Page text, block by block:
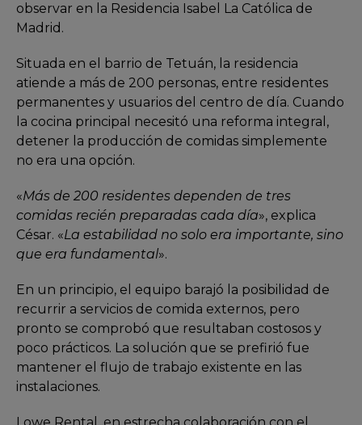
observar en la Residencia Isabel La Católica de
Madrid.
Situada en el barrio de Tetuán, la residencia
atiende a más de 200 personas, entre residentes
permanentes y usuarios del centro de día. Cuando
la cocina principal necesitó una reforma integral,
detener la producción de comidas simplemente
no era una opción.
«Más de 200 residentes dependen de tres
comidas recién preparadas cada día», explica
César. «La estabilidad no solo era importante, sino
que era fundamental».
En un principio, el equipo barajó la posibilidad de
recurrir a servicios de comida externos, pero
pronto se comprobó que resultaban costosos y
poco prácticos. La solución que se prefirió fue
mantener el flujo de trabajo existente en las
instalaciones.